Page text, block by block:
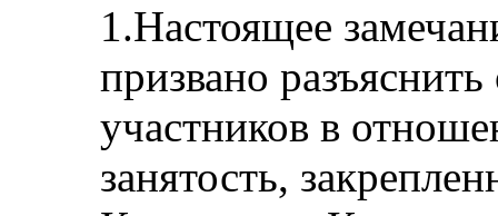
1.Настоящее
призвано разъяснить
участников в
занятость,